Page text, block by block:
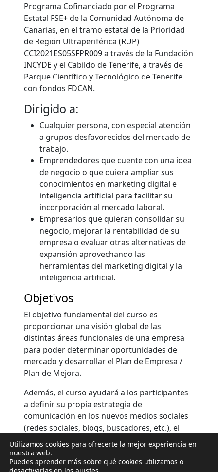
Programa Cofinanciado por el Programa
Estatal FSE+ de la Comunidad Autónoma de
Canarias, en el tramo estatal de la Prioridad
de Región Ultraperiférica (RUP)
CCI2021ES05SFPR009 a través de la Fundación
INCYDE y el Cabildo de Tenerife, a través de
Parque Científico y Tecnológico de Tenerife
con fondos FDCAN.
Dirigido a:
Cualquier persona, con especial atención
a grupos desfavorecidos del mercado de
trabajo.
Emprendedores que cuente con una idea
de negocio o que quiera ampliar sus
conocimientos en marketing digital e
inteligencia artificial para facilitar su
incorporación al mercado laboral.
Empresarios que quieran consolidar su
negocio, mejorar la rentabilidad de su
empresa o evaluar otras alternativas de
expansión aprovechando las
herramientas del marketing digital y la
inteligencia artificial.
Objetivos
El objetivo fundamental del curso es
proporcionar una visión global de las
distintas áreas funcionales de una empresa
para poder determinar oportunidades de
mercado y desarrollar el Plan de Empresa /
Plan de Mejora.
Además, el curso ayudará a los participantes
a definir su propia estrategia de
comunicación en los nuevos medios sociales
(redes sociales, blogs, buscadores, etc.), el
plan de marketing digital y la ejecución de
acciones para mejorar la reputación y el
posicionamiento de sus productos/servicios
Utilizamos cookies para ofrecerte la mejor experiencia en
nuestra web.
Puedes aprender más sobre qué cookies utilizamos o